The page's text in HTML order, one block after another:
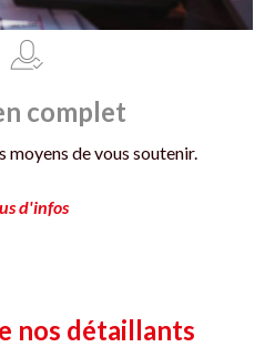
complet
moyens de vous soutenir.
d'infos
nos détaillants